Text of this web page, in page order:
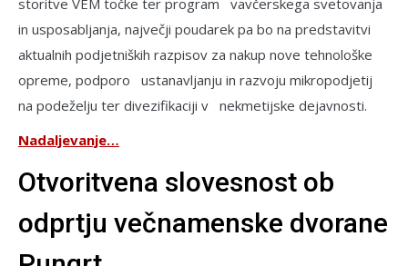
in usposabljanja, največji poudarek pa bo na predstavitvi
aktualnih podjetniških razpisov za nakup nove tehnološke
opreme, podporo ustanavljanju in razvoju mikropodjetij
na podeželju ter divezifikaciji v nekmetijske dejavnosti.
Nadaljevanje…
Otvoritvena slovesnost ob
odprtju večnamenske dvorane